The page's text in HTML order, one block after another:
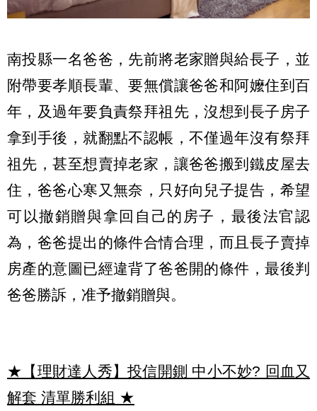
南投縣一名爸爸，先前將老家贈與給長子，並
附帶要孝順長輩、要無償讓爸爸和阿嬤住到百
年，及過年要負責祭拜祖先，沒想到長子房子
拿到手後，就翻點不認帳，不僅過年沒有祭拜
祖先，甚至想賣掉老家，讓爸爸搬到鐵皮屋去
住，爸爸心寒又無奈，只好向兒子提告，希望
可以撤銷贈與拿回自己的房子，最後法官認
為，爸爸提出的條件合情合理，而且長子賣掉
房產的意圖已經違背了爸爸開的條件，最後判
爸爸勝訴，准予撤銷贈與。
★【理財達人秀】投信開鍘 中小不妙? 回血又
解套 清單勝利組 ★